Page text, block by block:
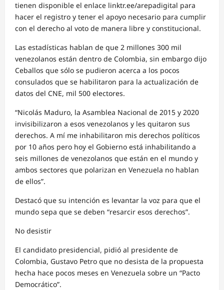
tienen disponible el enlace linktr.ee/arepadigital para
hacer el registro y tener el apoyo necesario para cumplir
con el derecho al voto de manera libre y constitucional.
Las estadísticas hablan de que 2 millones 300 mil
venezolanos están dentro de Colombia, sin embargo dijo
Ceballos que sólo se pudieron acerca a los pocos
consulados que se habilitaron para la actualización de
datos del CNE, mil 500 electores.
“Nicolás Maduro, la Asamblea Nacional de 2015 y 2020
invisibilizaron a esos venezolanos y les quitaron sus
derechos. A mí me inhabilitaron mis derechos políticos
por 10 años pero hoy el Gobierno está inhabilitando a
seis millones de venezolanos que están en el mundo y
ambos sectores que polarizan en Venezuela no hablan
de ellos”.
Destacó que su intención es levantar la voz para que el
mundo sepa que se deben “resarcir esos derechos”.
No desistir
El candidato presidencial, pidió al presidente de
Colombia, Gustavo Petro que no desista de la propuesta
hecha hace pocos meses en Venezuela sobre un “Pacto
Democrático”.